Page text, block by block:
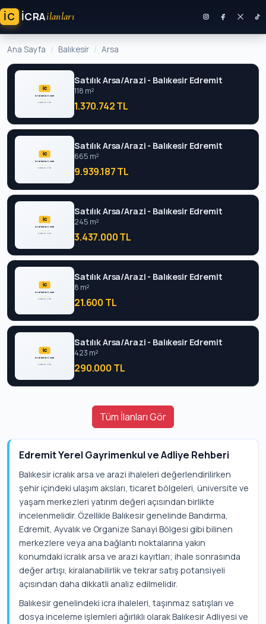
İC ICRAilanları
Ana Sayfa Balıkesir Arsa
Satılık Arsa/Arazi - Balıkesir Edremit
118 m²
1.370.742 TL
Satılık Arsa/Arazi - Balıkesir Edremit
665 m²
9.939.187 TL
Satılık Arsa/Arazi - Balıkesir Edremit
245 m²
3.437.000 TL
Satılık Arsa/Arazi - Balıkesir Edremit
8 m²
21.600 TL
Satılık Arsa/Arazi - Balıkesir Edremit
423 m²
290.000 TL
Tüm İlanları Gör
Edremit Yerel Gayrimenkul ve Adliye Rehberi
Balıkesir icralık arsa ve arazi ihaleleri değerlendirilirken
şehir içindeki ulaşım aksları, ticaret bölgeleri, üniversite ve
yaşam merkezleri yatırım değeri açısından birlikte
incelenmelidir. Özellikle Balıkesir genelinde Bandırma,
Edremit, Ayvalık ve Organize Sanayi Bölgesi gibi bilinen
merkezlere veya ana bağlantı noktalarına yakın
konumdaki icralık arsa ve arazi kayıtları; ihale sonrasında
değer artışı, kiralanabilirlik ve tekrar satış potansiyeli
açısından daha dikkatli analiz edilmelidir.
Balıkesir genelindeki icra ihaleleri, taşınmaz satışları ve
dosya inceleme işlemleri ağırlıklı olarak Balıkesir Adliyesi ve